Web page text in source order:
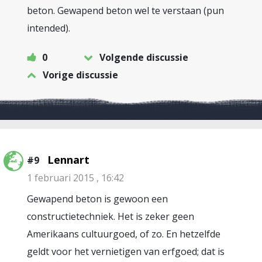
beton. Gewapend beton wel te verstaan (pun
intended).
0
Volgende discussie
Vorige discussie
#9 Lennart
1 februari 2015 , 16:42
Gewapend beton is gewoon een
constructietechniek. Het is zeker geen
Amerikaans cultuurgoed, of zo. En hetzelfde
geldt voor het vernietigen van erfgoed; dat is